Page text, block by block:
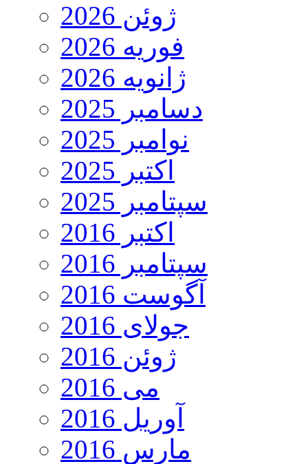
ژوئن 2026
فوریه 2026
ژانویه 2026
دسامبر 2025
نوامبر 2025
اکتبر 2025
سپتامبر 2025
اکتبر 2016
سپتامبر 2016
آگوست 2016
جولای 2016
ژوئن 2016
می 2016
آوریل 2016
مارس 2016